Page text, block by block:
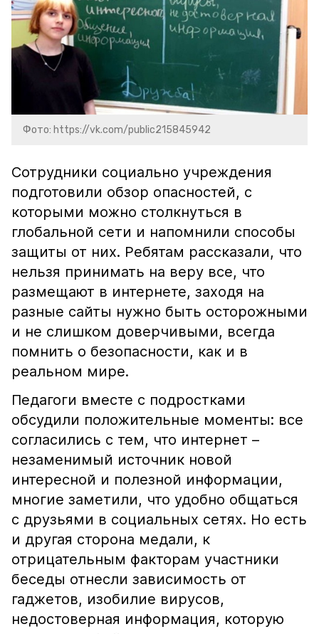
Фото: https://vk.com/public215845942
Сотрудники социально учреждения
подготовили обзор опасностей, с
которыми можно столкнуться в
глобальной сети и напомнили способы
защиты от них. Ребятам рассказали, что
нельзя принимать на веру все, что
размещают в интернете, заходя на
разные сайты нужно быть осторожными
и не слишком доверчивыми, всегда
помнить о безопасности, как и в
реальном мире.
Педагоги вместе с подростками
обсудили положительные моменты: все
согласились с тем, что интернет –
незаменимый источник новой
интересной и полезной информации,
многие заметили, что удобно общаться
с друзьями в социальных сетях. Но есть
и другая сторона медали, к
отрицательным факторам участники
беседы отнесли зависимость от
гаджетов, изобилие вирусов,
недостоверная информация, которую